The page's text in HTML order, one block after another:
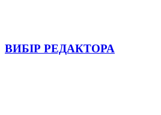
ВИБІР РЕДАКТОРА